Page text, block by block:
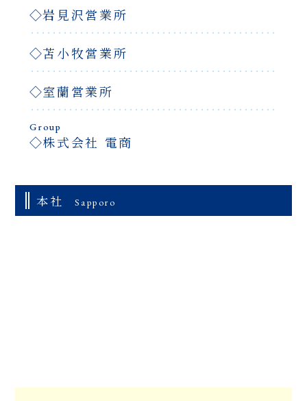
岩見沢営業所
苫小牧営業所
室蘭営業所
Group
株式会社 電商
本社 Sapporo